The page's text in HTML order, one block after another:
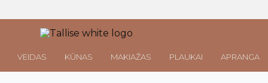
VEIDAS KŪNAS MAKIAŽAS PLAUKAI APRANGA